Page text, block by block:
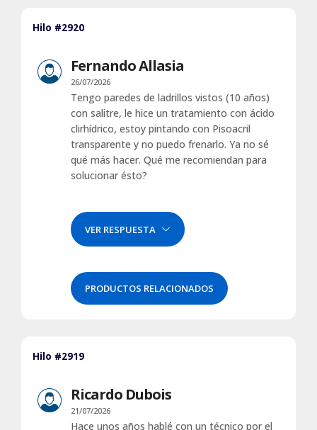
Hilo #2920
Fernando Allasia
26/07/2026
Tengo paredes de ladrillos vistos (10 años)
con salitre, le hice un tratamiento con ácido
clirhídrico, estoy pintando con Pisoacril
transparente y no puedo frenarlo. Ya no sé
qué más hacer. Qué me recomiendan para
solucionar ésto?
VER RESPUESTA
PRODUCTOS RELACIONADOS
Hilo #2919
Ricardo Dubois
21/07/2026
Hace unos años hablé con un técnico por el